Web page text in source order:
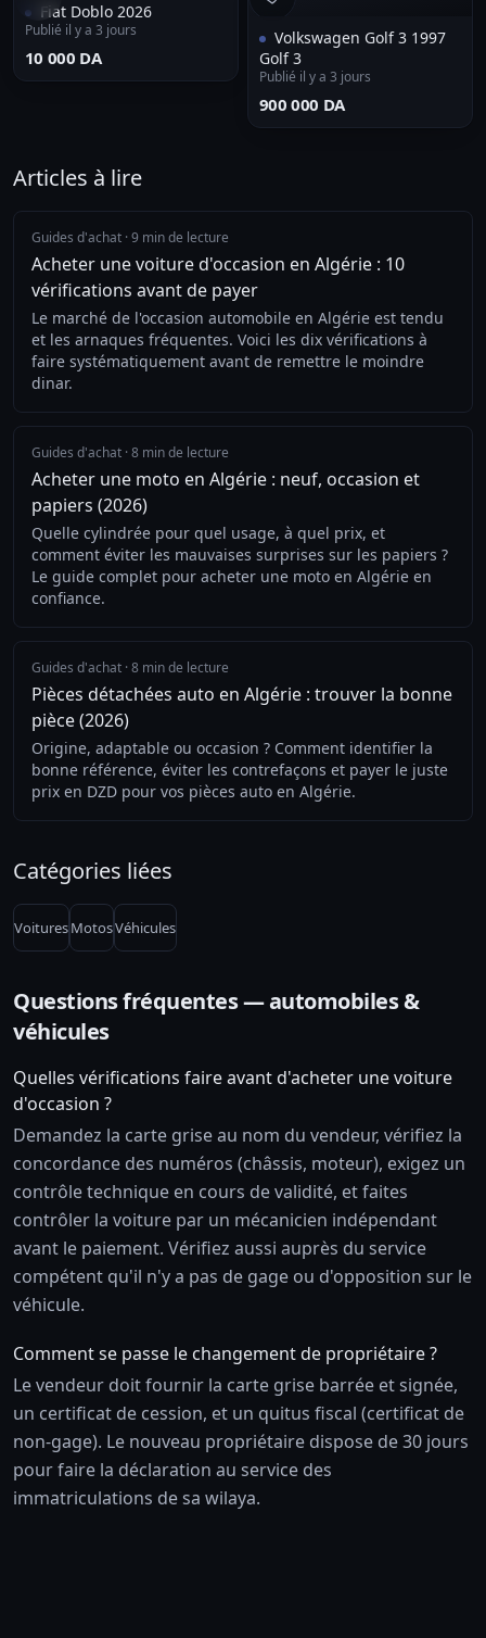
Fiat Doblo 2026
Publié il y a 3 jours
⁦10 000 DA⁩
Volkswagen Golf 3 1997
Golf 3
Publié il y a 3 jours
⁦900 000 DA⁩
Articles à lire
Guides d'achat ·9 min de lecture
Acheter une voiture d'occasion en Algérie : 10
vérifications avant de payer
Le marché de l'occasion automobile en Algérie est tendu
et les arnaques fréquentes. Voici les dix vérifications à
faire systématiquement avant de remettre le moindre
dinar.
Guides d'achat ·8 min de lecture
Acheter une moto en Algérie : neuf, occasion et
papiers (2026)
Quelle cylindrée pour quel usage, à quel prix, et
comment éviter les mauvaises surprises sur les papiers ?
Le guide complet pour acheter une moto en Algérie en
confiance.
Guides d'achat ·8 min de lecture
Pièces détachées auto en Algérie : trouver la bonne
pièce (2026)
Origine, adaptable ou occasion ? Comment identifier la
bonne référence, éviter les contrefaçons et payer le juste
prix en DZD pour vos pièces auto en Algérie.
Catégories liées
VoituresMotosVéhicules
Questions fréquentes — automobiles &
véhicules
Quelles vérifications faire avant d'acheter une voiture
d'occasion ?
Demandez la carte grise au nom du vendeur, vérifiez la
concordance des numéros (châssis, moteur), exigez un
contrôle technique en cours de validité, et faites
contrôler la voiture par un mécanicien indépendant
avant le paiement. Vérifiez aussi auprès du service
compétent qu'il n'y a pas de gage ou d'opposition sur le
véhicule.
Comment se passe le changement de propriétaire ?
Le vendeur doit fournir la carte grise barrée et signée,
un certificat de cession, et un quitus fiscal (certificat de
non-gage). Le nouveau propriétaire dispose de 30 jours
pour faire la déclaration au service des
immatriculations de sa wilaya.